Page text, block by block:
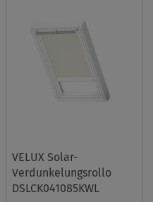
VELUX Solar-
Verdunkelungsrollo
DSLCK041085KWL